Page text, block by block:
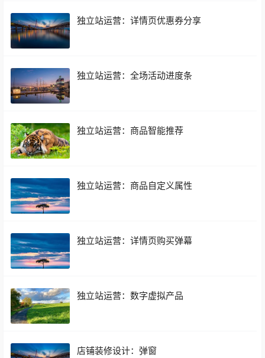
独立站运营：详情页优惠券分享
独立站运营：全场活动进度条
独立站运营：商品智能推荐
独立站运营：商品自定义属性
独立站运营：详情页购买弹幕
独立站运营：数字虚拟产品
店铺装修设计：弹窗